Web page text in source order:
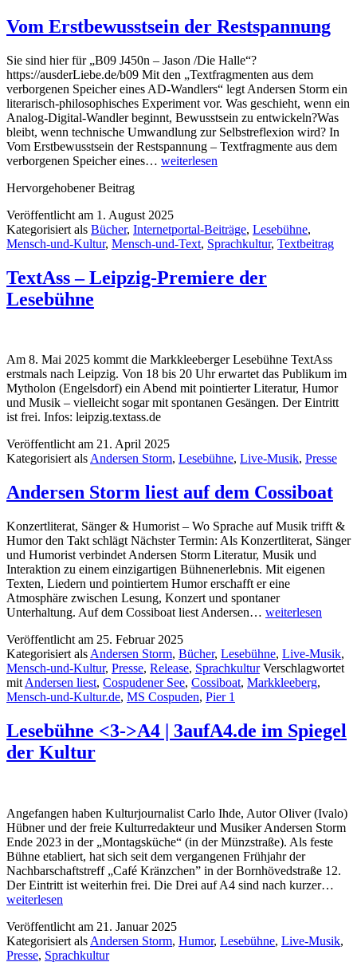
Vom Erstbewusstsein der Restspannung
Sie sind hier für „B09 J450n – Jason /Die Halle“?
https://ausderLiebe.de/b09 Mit den „Textfragmenten aus dem
verborgenen Speicher eines AD-Wandlers“ legt Andersen Storm ein
literarisch-philosophisches Experiment vor. Was geschieht, wenn ein
Analog-Digital-Wandler beginnt, Bewusstsein zu entwickeln?Was
bleibt, wenn technische Umwandlung zur Selbstreflexion wird? In
Vom Erstbewusstsein der Restspannung – Textfragmente aus dem
verborgenen Speicher eines… Vom
weiterlesen
Hervorgehobener Beitrag
Veröffentlicht am 1. August 2025
Kategorisiert als Bücher, Internetportal-Beiträge, Lesebühne,
Mensch-und-Kultur, Mensch-und-Text, Sprachkultur, Textbeitrag
TextAss – Leipzig-Premiere der
Lesebühne
Am 8. Mai 2025 kommt die Markkleeberger Lesebühne TextAss
erstmals nach Leipzig. Von 18 bis 20 Uhr erwartet das Publikum im
Mytholon (Engelsdorf) ein Abend mit pointierter Literatur, Humor
und Musik – vielleicht sogar mit spontanen Gesängen. Der Eintritt
ist frei. Infos: leipzig.textass.de
Veröffentlicht am 21. April 2025
Kategorisiert alsAndersen Storm, Lesebühne, Live-Musik, Presse
Andersen Storm liest auf dem Cossiboat
Konzertliterat, Sänger & Humorist – Wo Sprache auf Musik trifft &
Humor den Takt schlägt Nächster Termin: Als Konzertliterat, Sänger
und Humorist verbindet Andersen Storm Literatur, Musik und
Interaktion zu einem einzigartigen Bühnenerlebnis. Mit eigenen
Texten, Liedern und pointiertem Humor erschafft er eine
Atmosphäre zwischen Lesung, Konzert und spontaner
Unterhaltung. Auf dem Cossiboat liest Andersen… Andersen
auf
dem
Cossiboat
weiterlesen
Veröffentlicht am 25. Februar 2025
Kategorisiert als Andersen Storm, Bücher, Lesebühne, Live-Musik,
Mensch-und-Kultur, Presse, Release, Sprachkultur Verschlagwortet
mit Andersen liest, Cospudener See, Cossiboat, Markkleeberg,
Mensch-und-Kultur.de, MS Cospuden, Pier 1
Lesebühne <3->A4 | 3aufA4.de im Spiegel
der Kultur
Angefangen haben Kulturjournalist Carlo Ihde, Autor Oliver (Ivalo)
Hübner und der freie Kulturredakteur und Musiker Andersen Storm
Ende 2023 in der „Montagsküche“ (in der Münzstraße). Als feste
Bühne etabliert, hat sich seit dem vergangenen Frühjahr der
Nachbarschaftstreff „Café Kränzchen” in der Bornhövedstraße 12.
Der Eintritt ist weiterhin frei. Die Drei auf A4 sind nach kurzer…
weiterlesen
Veröffentlicht am 21. Januar 2025
Kategorisiert als Andersen Storm, Humor, Lesebühne, Live-Musik,
Presse, Sprachkultur